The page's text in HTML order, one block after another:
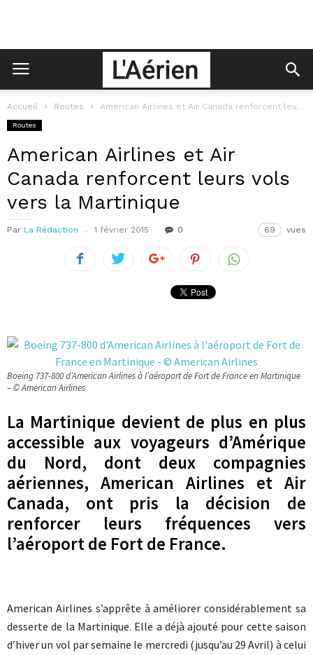
Accueil Routes American Airlines et Air Canada renforcent leurs vols vers la Martinique
Routes
American Airlines et Air
Canada renforcent leurs vols
vers la Martinique
Par La Rédaction 1 février 2015 0 69 vues
Boeing 737-800 d’American Airlines à l’aéroport de Fort de France en Martinique
– © American Airlines
La Martinique devient de plus en plus
accessible aux voyageurs d’Amérique
du Nord, dont deux compagnies
aériennes, American Airlines et Air
Canada, ont pris la décision de
renforcer leurs fréquences vers
l’aéroport de Fort de France.
American Airlines s’apprête à améliorer considérablement sa
desserte de la Martinique. Elle a déjà ajouté pour cette saison
d’hiver un vol par semaine le mercredi (jusqu’au 29 Avril) à celui